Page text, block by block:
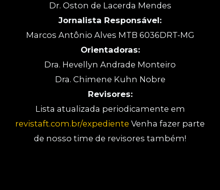
Dr. Oston de Lacerda Mendes
Jornalista Responsável:
Marcos Antônio Alves MTB 6036DRT-MG
Orientadoras:
Dra. Hevellyn Andrade Monteiro
Dra. Chimene Kuhn Nobre
Revisores:
Lista atualizada periodicamente em
revistaft.com.br/expediente Venha fazer parte
de nosso time de revisores também!